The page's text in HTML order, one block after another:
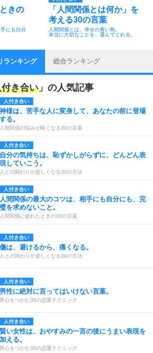
きの
にも自分
「人間関係とは何か」を
考える30の言葉
人間関係とは、幸せの青い鳥。
本当に大切なことを、運んでくれる。
ランキング 総合ランキング
き合い 」の人気記事
人付き合い
神様は、苦手な人に変身して、あなたの前に登場
する。
人間関係の悩みが軽くなる30の言葉
人付き合い
自分の気持ちは、恥ずかしがらずに、どんどん表
現していこう。
人との関わりが楽しくなる30の方法
人付き合い
人間関係の最大のコツは、相手にも自分にも、完
璧を求めないこと。
人間関係に疲れたときの30の言葉
人付き合い
傷は、避けるから、痛くなる。
人との関わりが楽しくなる30の方法
人付き合い
男性に絶対に言ってはいけない言葉。
男心をつかむ30の恋愛テクニック
人付き合い
賢い女性は、おやすみの一言の後にうまい表現を
加える。
男心をつかむ30の恋愛テクニック